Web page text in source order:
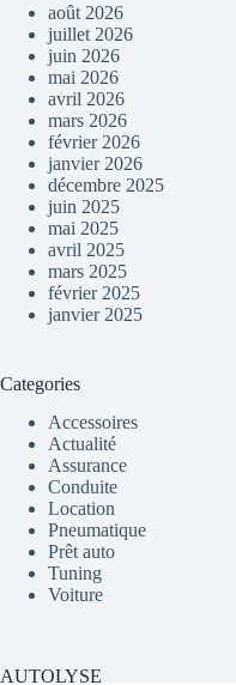
août 2026
juillet 2026
juin 2026
mai 2026
avril 2026
mars 2026
février 2026
janvier 2026
décembre 2025
juin 2025
mai 2025
avril 2025
mars 2025
février 2025
janvier 2025
Categories
Accessoires
Actualité
Assurance
Conduite
Location
Pneumatique
Prêt auto
Tuning
Voiture
AUTOLYSE